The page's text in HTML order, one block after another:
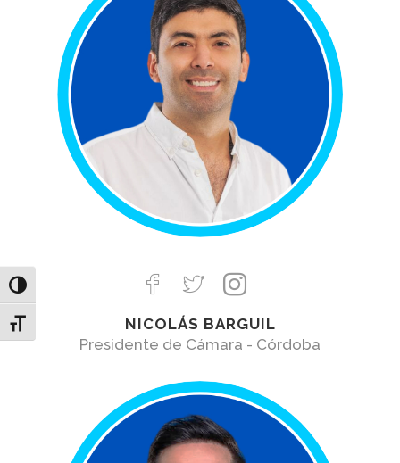
Toggle High Contrast
Toggle Font size
NICOLÁS BARGUIL
Presidente de Cámara - Córdoba